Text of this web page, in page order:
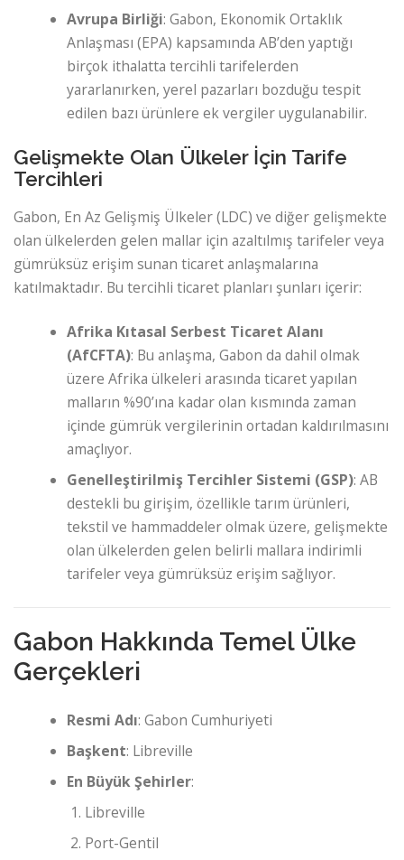
Avrupa Birliği: Gabon, Ekonomik Ortaklık
Anlaşması (EPA) kapsamında AB’den yaptığı
birçok ithalatta tercihli tarifelerden
yararlanırken, yerel pazarları bozduğu tespit
edilen bazı ürünlere ek vergiler uygulanabilir.
Gelişmekte Olan Ülkeler İçin Tarife
Tercihleri
Gabon, En Az Gelişmiş Ülkeler (LDC) ve diğer gelişmekte
olan ülkelerden gelen mallar için azaltılmış tarifeler veya
gümrüksüz erişim sunan ticaret anlaşmalarına
katılmaktadır. Bu tercihli ticaret planları şunları içerir:
Afrika Kıtasal Serbest Ticaret Alanı
(AfCFTA): Bu anlaşma, Gabon da dahil olmak
üzere Afrika ülkeleri arasında ticaret yapılan
malların %90’ına kadar olan kısmında zaman
içinde gümrük vergilerinin ortadan kaldırılmasını
amaçlıyor.
Genelleştirilmiş Tercihler Sistemi (GSP): AB
destekli bu girişim, özellikle tarım ürünleri,
tekstil ve hammaddeler olmak üzere, gelişmekte
olan ülkelerden gelen belirli mallara indirimli
tarifeler veya gümrüksüz erişim sağlıyor.
Gabon Hakkında Temel Ülke
Gerçekleri
Resmi Adı: Gabon Cumhuriyeti
Başkent: Libreville
En Büyük Şehirler:
Libreville
Port-Gentil